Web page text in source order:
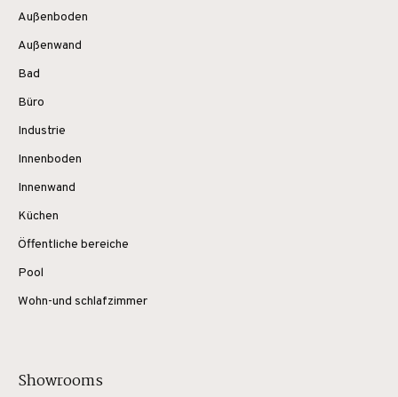
Außenboden
Außenwand
Bad
Büro
Industrie
Innenboden
Innenwand
Küchen
Öffentliche bereiche
Pool
Wohn-und schlafzimmer
Showrooms